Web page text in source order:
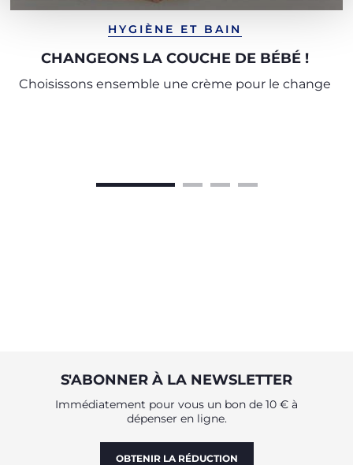
HYGIÈNE ET BAIN
CHANGEONS LA COUCHE DE BÉBÉ !
Choisissons ensemble une crème pour le change
S'ABONNER À LA NEWSLETTER
Immédiatement pour vous un bon de 10 € à
dépenser en ligne.
OBTENIR LA RÉDUCTION